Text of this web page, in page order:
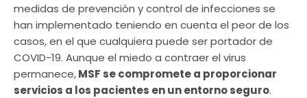
medidas de prevención y control de infecciones se
han implementado teniendo en cuenta el peor de los
casos, en el que cualquiera puede ser portador de
COVID-19. Aunque el miedo a contraer el virus
permanece,MSF se compromete a proporcionar
servicios a los pacientes en un entorno seguro.